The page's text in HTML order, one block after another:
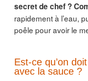
secret de chef ?
rapidement à l’eau,
poêle pour avoir le
Est-ce qu’on
avec la sauce ?